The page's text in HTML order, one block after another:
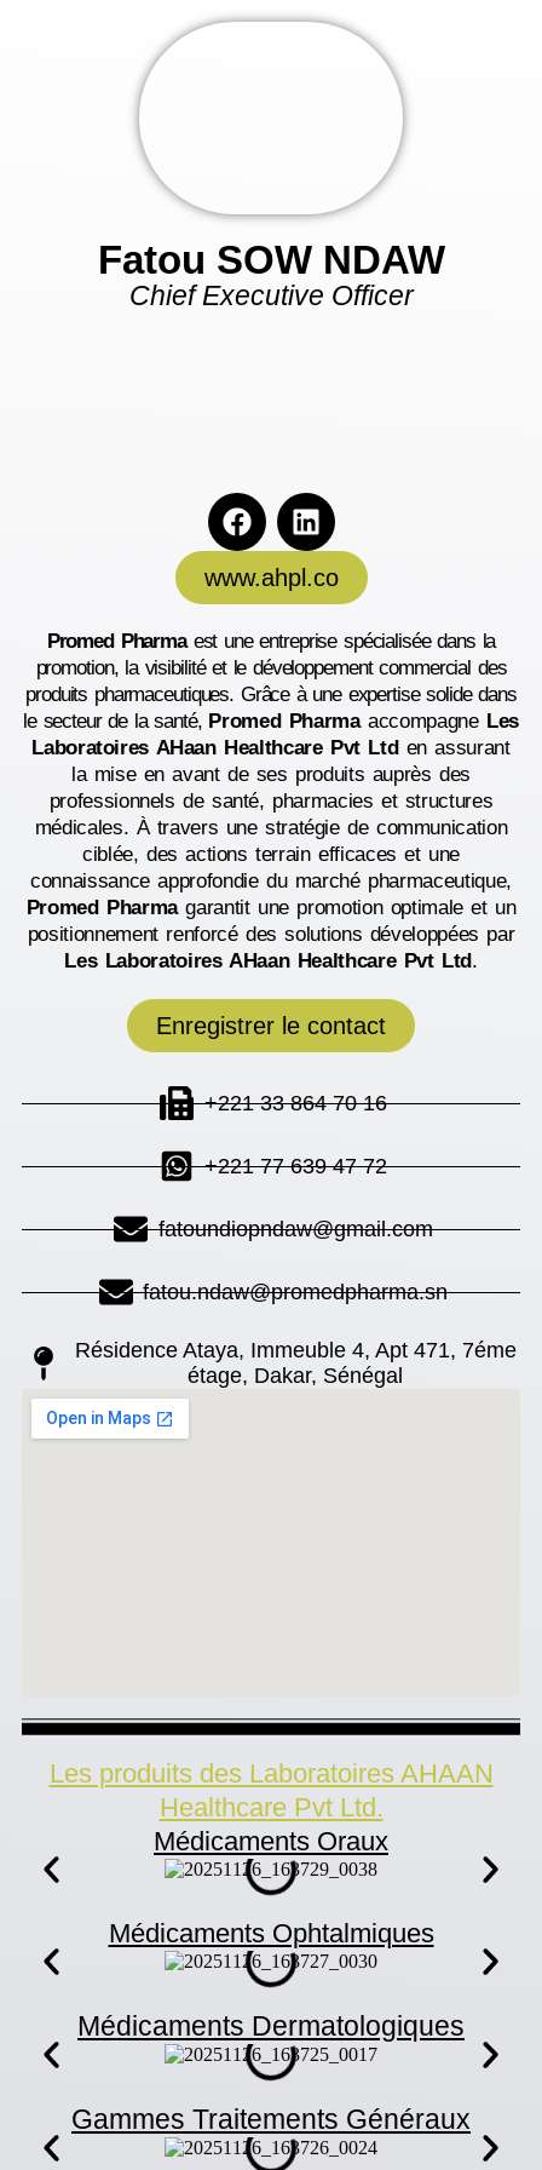
Fatou SOW NDAW
Chief Executive Officer
www.ahpl.co
Promed Pharmaest une entreprise spécialisée dans la
promotion, la visibilité et le développement commercial des
produits pharmaceutiques. Grâce à une expertise solide dans
le secteur de la santé, Promed Pharmaaccompagne Les
Laboratoires AHaan Healthcare Pvt Ltden assurant
la mise en avant de ses produits auprès des
professionnels de santé, pharmacies et structures
médicales. À travers une stratégie de communication
ciblée, des actions terrain efficaces et une
connaissance approfondie du marché pharmaceutique,
Promed Pharmagarantit une promotion optimale et un
positionnement renforcé des solutions développées par
Les Laboratoires AHaan Healthcare Pvt Ltd.
Enregistrer le contact
+221 33 864 70 16
+221 77 639 47 72
fatoundiopndaw@gmail.com
fatou.ndaw@promedpharma.sn
Résidence Ataya, Immeuble 4, Apt 471, 7éme
étage, Dakar, Sénégal
Les produits des Laboratoires AHAAN
Healthcare Pvt Ltd.
Médicaments Oraux
Médicaments Ophtalmiques
Médicaments Dermatologiques
Gammes Traitements Généraux